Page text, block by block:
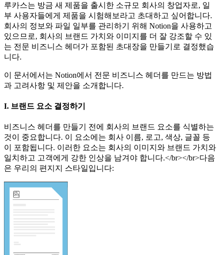
루카스는 방금 새 제품을 출시한 소규모 회사의 창업자로, 일
부 사용자들에게 제품을 시험해보라고 초대하고 싶어합니다.
회사의 정보와 파일 일부를 관리하기 위해 Notion을 사용하고
있으므로, 회사의 브랜드 가치와 이미지를 더 잘 강조할 수 있
는 전문 비즈니스 헤더가 포함된 초대장을 만들기로 결정했습
니다.
이 문서에서는 Notion에서 전문 비즈니스 헤더를 만드는 방법
과 고려사항 및 제안을 소개합니다.
I. 브랜드 요소 결정하기
비즈니스 헤더를 만들기 전에 회사의 브랜드 요소를 식별하는
것이 중요합니다. 이 요소에는 회사 이름, 로고, 색상, 글꼴 등
이 포함됩니다. 이러한 요소는 회사의 이미지와 브랜드 가치와
일치하고 고객에게 강한 인상을 남겨야 합니다.</br></br>다음
은 우리의 편지지 스타일입니다: